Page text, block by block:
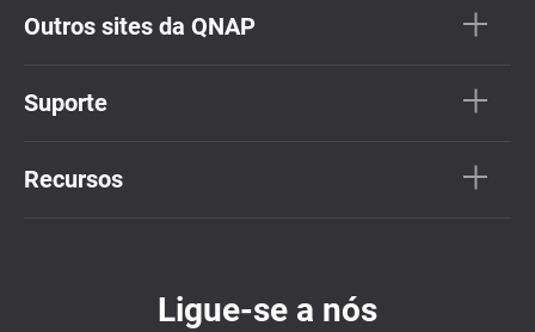
Outros sites da QNAP
Suporte
Recursos
Ligue-se a nós